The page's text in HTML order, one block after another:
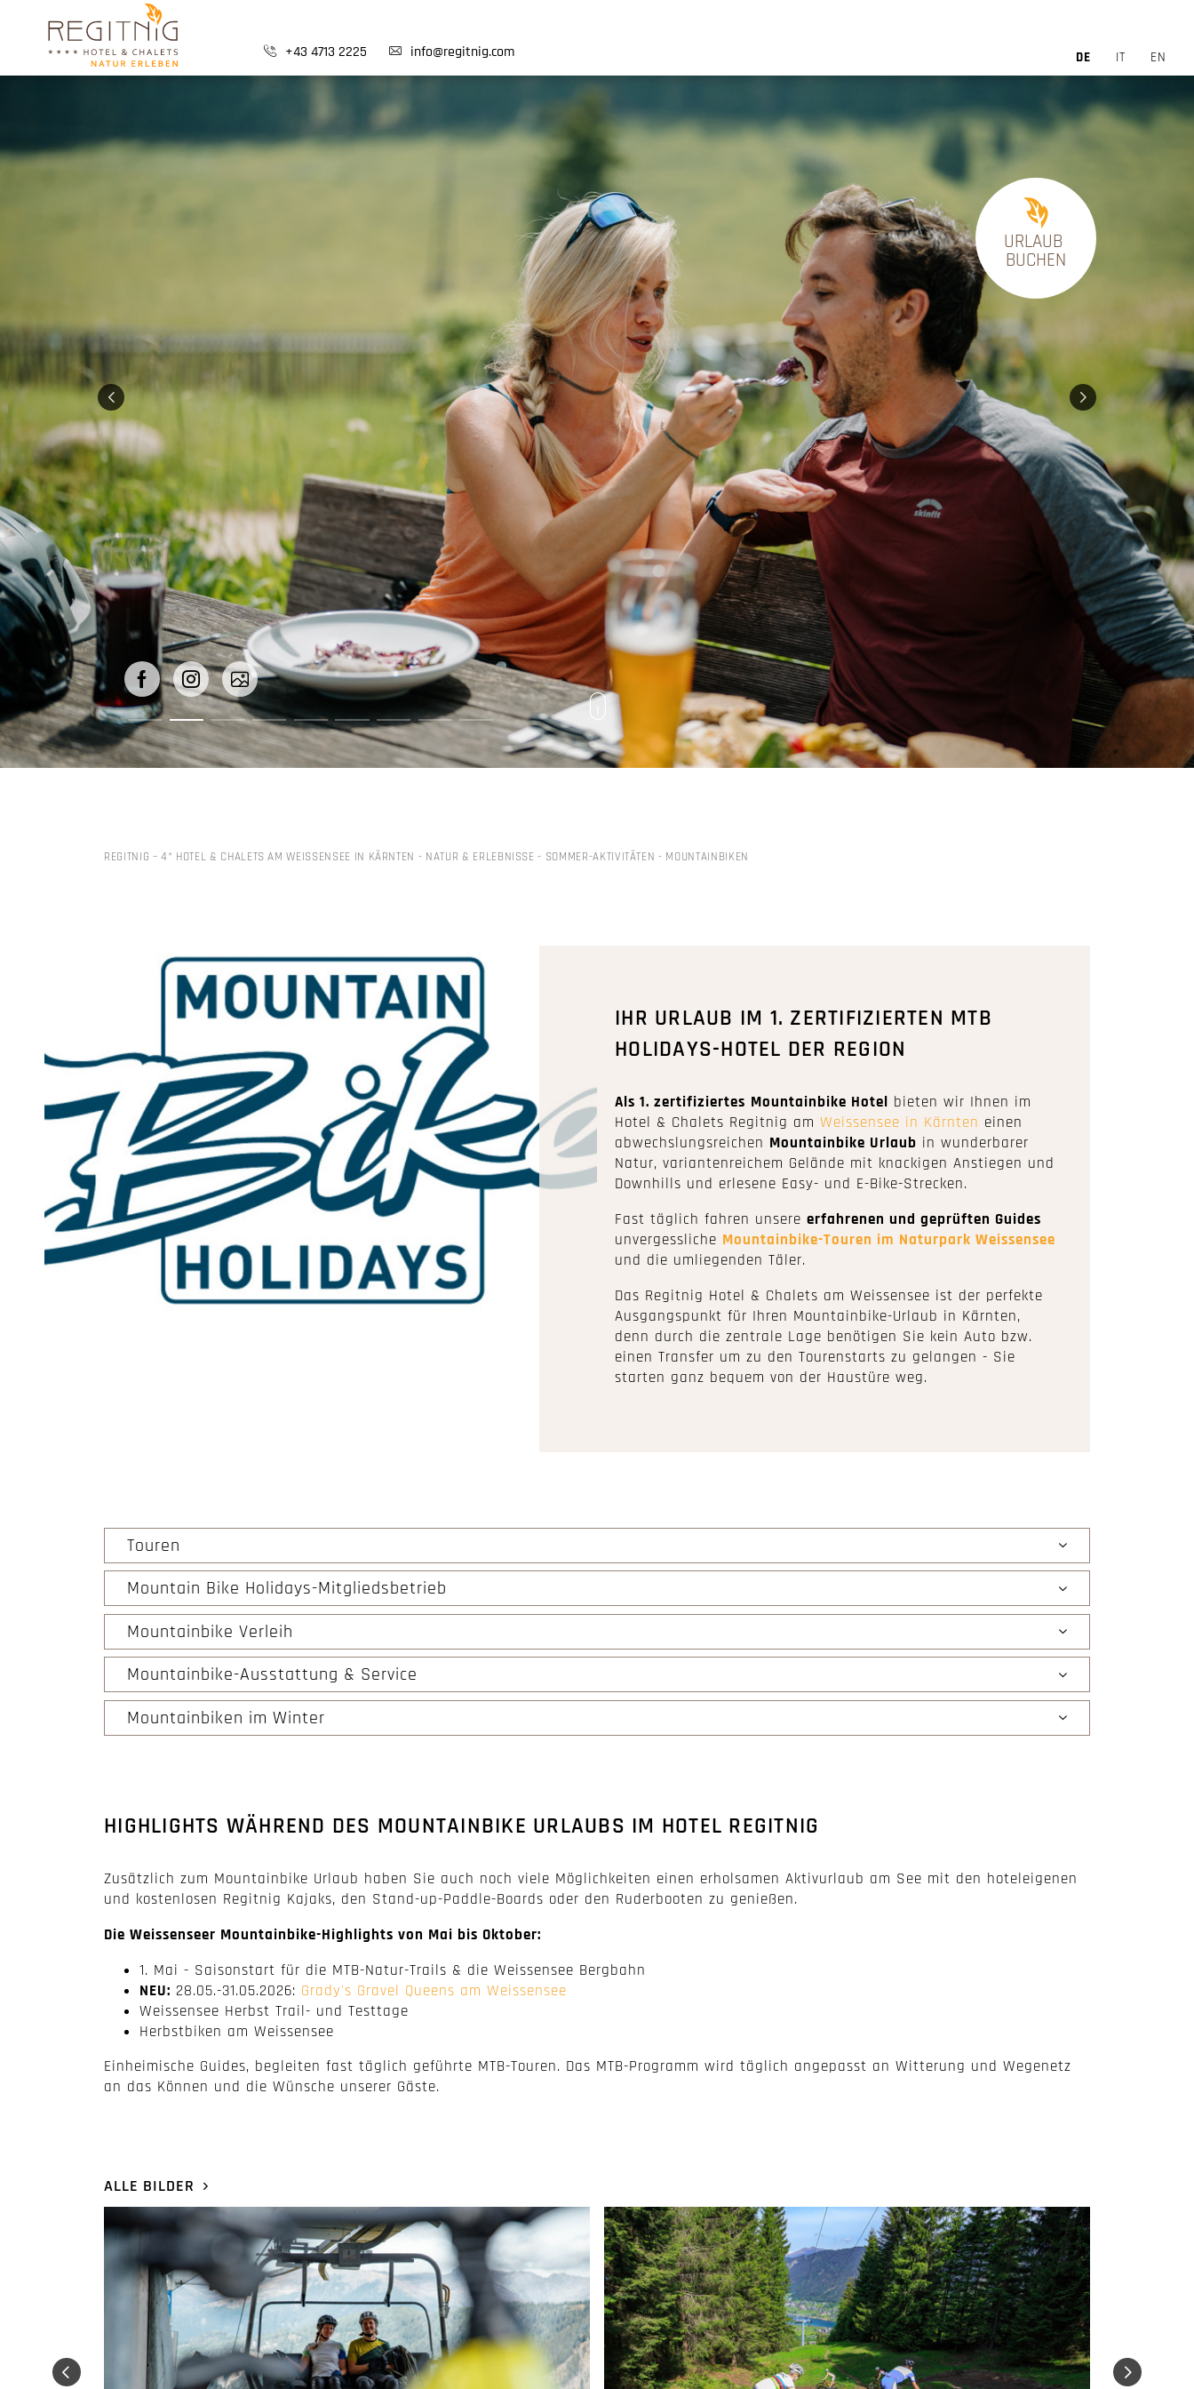
+43 4713 2225 info@regitnig.com DE IT EN
URLAUB
BUCHEN
REGITNIG – 4* HOTEL & CHALETS AM WEISSENSEE IN KÄRNTEN - NATUR & ERLEBNISSE - SOMMER-AKTIVITÄTEN - MOUNTAINBIKEN
IHR URLAUB IM 1. ZERTIFIZIERTEN MTB
HOLIDAYS-HOTEL DER REGION
Als 1. zertifiziertes Mountainbike Hotel bieten wir Ihnen im
Hotel & Chalets Regitnig am Weissensee in Kärnten einen
abwechslungsreichen Mountainbike Urlaub in wunderbarer
Natur, variantenreichem Gelände mit knackigen Anstiegen und
Downhills und erlesene Easy- und E-Bike-Strecken.
Fast täglich fahren unsere erfahrenen und geprüften Guides
unvergessliche Mountainbike-Touren im Naturpark Weissensee
und die umliegenden Täler.
Das Regitnig Hotel & Chalets am Weissensee ist der perfekte
Ausgangspunkt für Ihren Mountainbike-Urlaub in Kärnten,
denn durch die zentrale Lage benötigen Sie kein Auto bzw.
einen Transfer um zu den Tourenstarts zu gelangen - Sie
starten ganz bequem von der Haustüre weg.
Touren
Mountain Bike Holidays-Mitgliedsbetrieb
Mountainbike Verleih
Mountainbike-Ausstattung & Service
Mountainbiken im Winter
HIGHLIGHTS WÄHREND DES MOUNTAINBIKE URLAUBS IM HOTEL REGITNIG
Zusätzlich zum Mountainbike Urlaub haben Sie auch noch viele Möglichkeiten einen erholsamen Aktivurlaub am See mit den hoteleigenen
und kostenlosen Regitnig Kajaks, den Stand-up-Paddle-Boards oder den Ruderbooten zu genießen.
Die Weissenseer Mountainbike-Highlights von Mai bis Oktober:
1. Mai - Saisonstart für die MTB-Natur-Trails & die Weissensee Bergbahn
NEU: 28.05.-31.05.2026: Grady's Gravel Queens am Weissensee
Weissensee Herbst Trail- und Testtage
Herbstbiken am Weissensee
Einheimische Guides, begleiten fast täglich geführte MTB-Touren. Das MTB-Programm wird täglich angepasst an Witterung und Wegenetz
an das Können und die Wünsche unserer Gäste.
ALLE BILDER